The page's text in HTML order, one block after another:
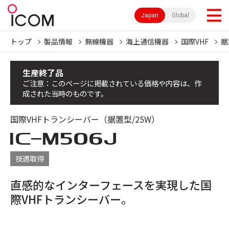
Japan Global
トップ 製品情報 無線機器 海上通信機器 国際VHF
生産終了品
ご注意：このページに掲載されている価格や内容は、作
成された当時のものです。
国際VHFトランシーバー（据置型/25W）
IC-M506J
技適取得
直感的なインターフェースを実現した国
際VHFトランシーバー。